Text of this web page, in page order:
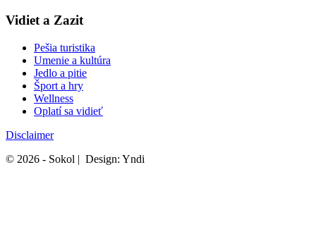
Vidiet a Zazit
Pešia turistika
Umenie a kultúra
Jedlo a pitie
Šport a hry
Wellness
Oplatí sa vidieť
Disclaimer
© 2026 - Sokol | Design: Yndi